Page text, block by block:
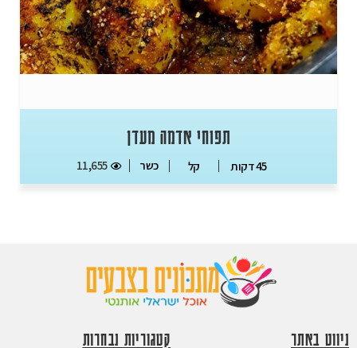
תפוחי אדמה מעדן
45 דקות קל כשר 11,655
ניווט באתר קטגוריות נבחרות